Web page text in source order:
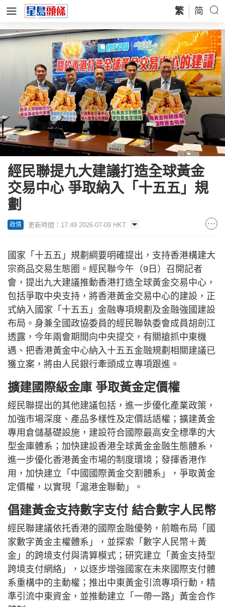
繁 简
經民聯提九大建議打造全球黃金
交易中心 爭取納入「十五五」規
劃
政情 更新時間：17:49 2026-07-09 HKT
國家「十五五」規劃綱要明確提出，支持香港構建大
宗商品交易生態圈。經民聯今午（9日）召開記者
會，提出九大建議推動香港打造全球黃金交易中心，
包括爭取中央支持，將香港黃金交易中心的建設，正
式納入國家「十五五」金融專項規劃及金融強國建設
布局。身兼全國政協委員的經民聯執委會成員胡劍江
透露，今年兩會期間向中央提交，有關搶抓中東機
遇、把香港黃金中心納入十五五金融規劃相關建議已
獲立案，將由人民銀行牽頭成立專項跟進。
擴建國際級金庫 爭取黃金定價權
經民聯提出的其他建議包括，進一步優化產業政策，
加強市場深度、產品多樣性及定價話語權；擴建黃金
專用倉儲基礎設施，建設符合國際最高安全標準的大
型金庫體系；加快建設香港全球黃金金融生態體系，
進一步優化香港黃金市場的制度環境；發揮香港作
用，加快建立「中國國際黃金交割體系」，爭取黃金
定價權，以實現「滬港金聯動」。
倡建黃金支持數字支付 結合數字人民幣
經民聯建議依托香港的國際金融優勢，前瞻布局「國
家數字黃金主權體系」，並探索「數字人民幣＋黃
金」的跨境支付與清算模式；研究建立「黃金支持型
跨境支付網絡」，以逐步增強國家在未來國際支付體
系重構中的主動權；推出中東黃金引流專項行動，精
準引流中東資金，並推動建立「一帶一路」黃金合作